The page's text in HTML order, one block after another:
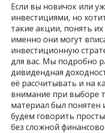
Если вы новичок или
инвестициями, но
такие акции, понять их
именно они могут
инвестиционную
для вас. Мы подробно
дивидендная
её рассчитывать и на
внимание при выборе
материал был понятен
будем говорить
без сложной